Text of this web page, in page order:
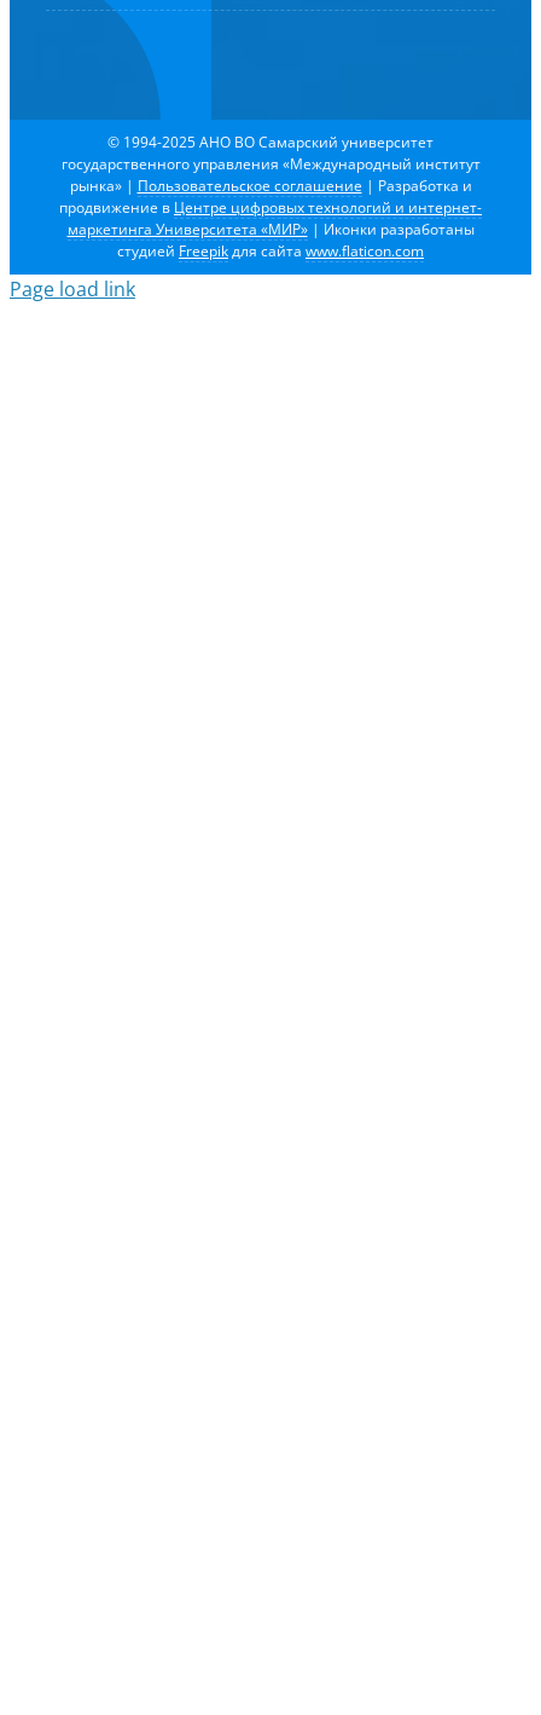
© 1994-2025 АНО ВО Самарский университет
государственного управления «Международный институт
рынка» | Пользовательское соглашение | Разработка и
продвижение в Центре цифровых технологий и интернет-
маркетинга Университета «МИР»| Иконки разработаны
студией Freepikдля сайта www.flaticon.com
Page load link